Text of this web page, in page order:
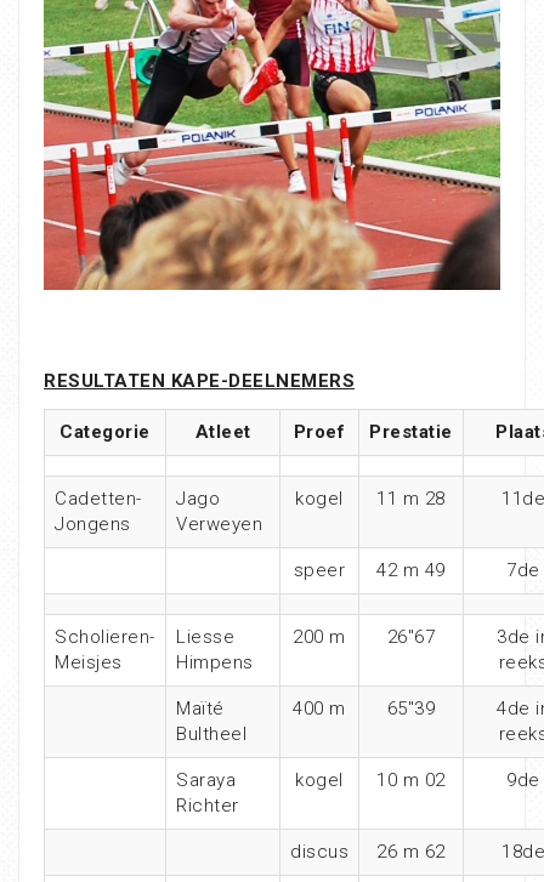
RESULTATEN KAPE-DEELNEMERS
Categorie Atleet Proef Prestatie
Cadetten-
Jongens
Jago
Verweyen
kogel 11 m 28 11de
speer 42 m 49 7de
Scholieren-
Meisjes
Liesse
Himpens
200 m 26″67
3de
Maïté
Bultheel
400 m 65″39
4de
Saraya
Richter
kogel 10 m 02 9de
discus 26 m 62 18de